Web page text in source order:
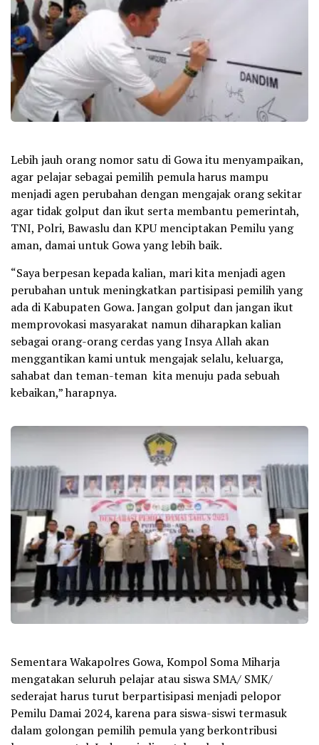
Lebih jauh orang nomor satu di Gowa itu menyampaikan,
agar pelajar sebagai pemilih pemula harus mampu
menjadi agen perubahan dengan mengajak orang sekitar
agar tidak golput dan ikut serta membantu pemerintah,
TNI, Polri, Bawaslu dan KPU menciptakan Pemilu yang
aman, damai untuk Gowa yang lebih baik.
“Saya berpesan kepada kalian, mari kita menjadi agen
perubahan untuk meningkatkan partisipasi pemilih yang
ada di Kabupaten Gowa. Jangan golput dan jangan ikut
memprovokasi masyarakat namun diharapkan kalian
sebagai orang-orang cerdas yang Insya Allah akan
menggantikan kami untuk mengajak selalu, keluarga,
sahabat dan teman-teman kita menuju pada sebuah
kebaikan,” harapnya.
Sementara Wakapolres Gowa, Kompol Soma Miharja
mengatakan seluruh pelajar atau siswa SMA/ SMK/
sederajat harus turut berpartisipasi menjadi pelopor
Pemilu Damai 2024, karena para siswa-siswi termasuk
dalam golongan pemilih pemula yang berkontribusi